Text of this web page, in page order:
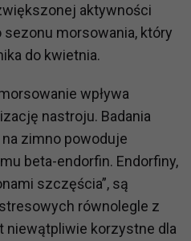
aktywności
morsowania, który
do kwietnia.
wpływa
nastroju. Badania
zimno powoduje
beta-endorfin. Endorfiny,
szczęścia”, są
równolegle z
niewątpliwie korzystne dla